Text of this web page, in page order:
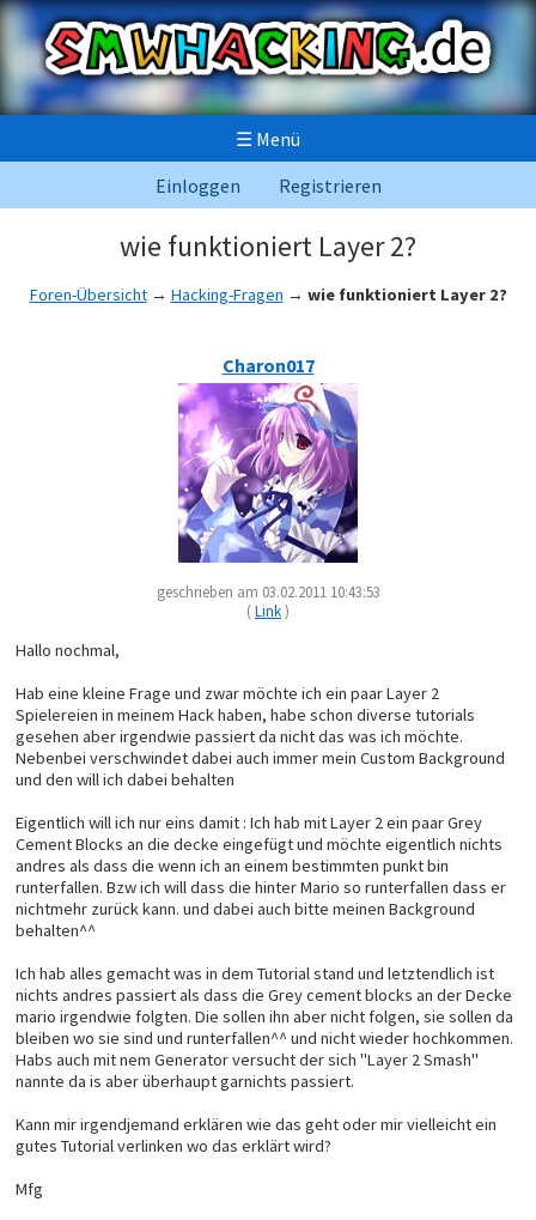
☰ Menü
Einloggen
Registrieren
wie funktioniert Layer 2?
Foren-Übersicht→ Hacking-Fragen → wie funktioniert Layer 2?
Charon017
geschrieben am 03.02.2011 10:43:53
(Link)
Hallo nochmal,
Hab eine kleine Frage und zwar möchte ich ein paar Layer 2
Spielereien in meinem Hack haben, habe schon diverse tutorials
gesehen aber irgendwie passiert da nicht das was ich möchte.
Nebenbei verschwindet dabei auch immer mein Custom Background
und den will ich dabei behalten
Eigentlich will ich nur eins damit : Ich hab mit Layer 2 ein paar Grey
Cement Blocks an die decke eingefügt und möchte eigentlich nichts
andres als dass die wenn ich an einem bestimmten punkt bin
runterfallen. Bzw ich will dass die hinter Mario so runterfallen dass er
nichtmehr zurück kann. und dabei auch bitte meinen Background
behalten^^
Ich hab alles gemacht was in dem Tutorial stand und letztendlich ist
nichts andres passiert als dass die Grey cement blocks an der Decke
mario irgendwie folgten. Die sollen ihn aber nicht folgen, sie sollen da
bleiben wo sie sind und runterfallen^^ und nicht wieder hochkommen.
Habs auch mit nem Generator versucht der sich "Layer 2 Smash"
nannte da is aber überhaupt garnichts passiert.
Kann mir irgendjemand erklären wie das geht oder mir vielleicht ein
gutes Tutorial verlinken wo das erklärt wird?
Mfg